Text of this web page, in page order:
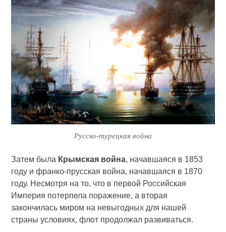
Русско-турецкая война
Затем была Крымская война, начавшаяся в 1853
году и франко-прусская война, начавшаяся в 1870
году. Несмотря на то, что в первой Российская
Империя потерпела поражение, а вторая
закончилась миром на невыгодных для нашей
страны условиях, флот продолжал развиваться.